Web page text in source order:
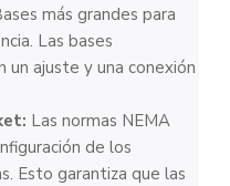
más grandes para
Las bases
un ajuste y una conexión
Las normas NEMA
de los
Esto garantiza que las